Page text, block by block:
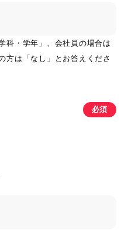
科・学年」、会社員の場合は
方は「なし」とお答えくださ
必須